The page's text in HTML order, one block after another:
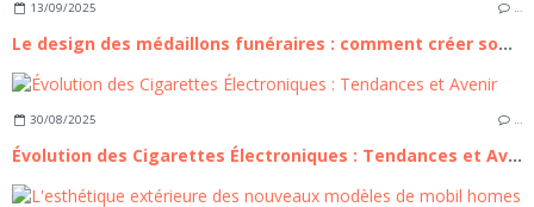
13/09/2025 …
Le design des médaillons funéraires : comment créer son médaillon ?
30/08/2025 …
Évolution des Cigarettes Électroniques : Tendances et Avenir